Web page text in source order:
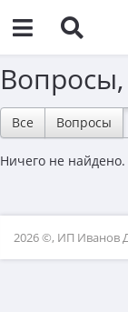
Все Вопросы
Ничего не найдено.
2026 ©, ИП Иванов